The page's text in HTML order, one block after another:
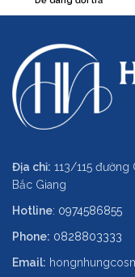
Địa chỉ: 113/115 đường
Bắc Giang
Hotline: 0974586855
Phone: 0828803333
Email: